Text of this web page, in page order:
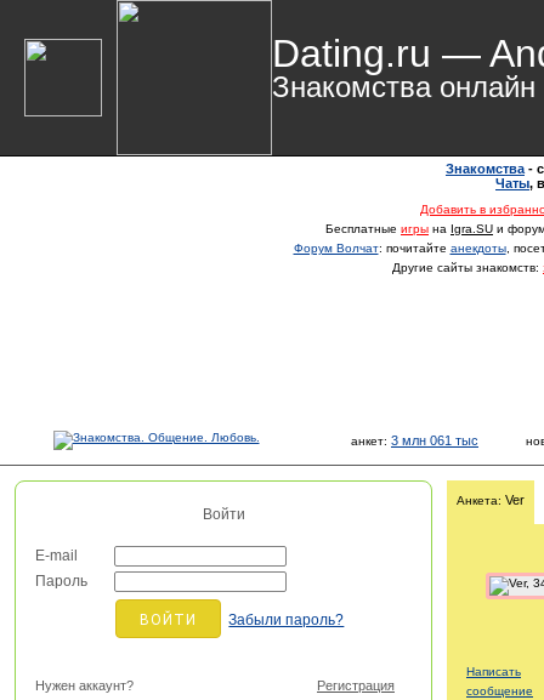
Dating.ru —
Знакомства онлайн
Знакомства -
Чаты,
Добавить в
Бесплатные игры на Igra.SU и
Форум Волчат: почитайте анекдоты,
Другие сайты знакомств:
анкет: 3 млн 061 тыс
Войти
E-mail
Пароль
Забыли пароль?
Нужен аккаунт? Регистрация
Анкета: Ver
Написать
сообщение